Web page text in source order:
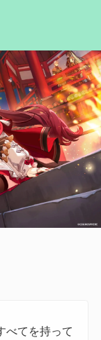
てを持って